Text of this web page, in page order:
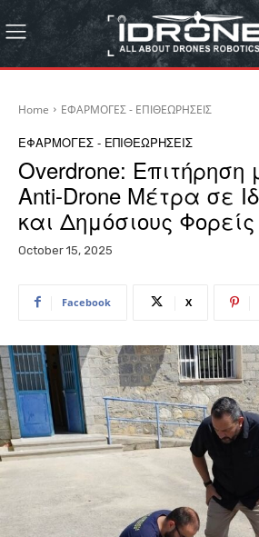
Home ΕΦΑΡΜΟΓΕΣ - ΕΠΙΘΕΩΡΗΣΕΙΣ
ΕΦΑΡΜΟΓΕΣ - ΕΠΙΘΕΩΡΗΣΕΙΣ
Overdrone: Επιτήρηση
Anti-Drone Μέτρα σε
και Δημόσιους Φορείς
October 15, 2025
Facebook X